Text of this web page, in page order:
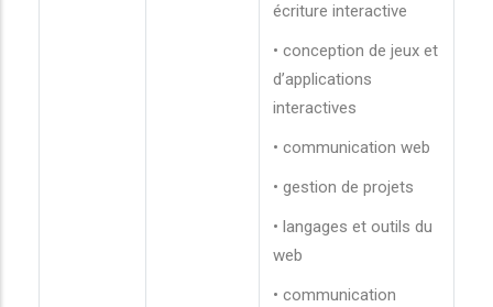
écriture interactive
• conception de jeux et
d’applications
interactives
• communication web
• gestion de projets
• langages et outils du
web
• communication